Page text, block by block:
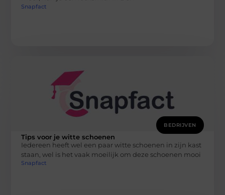
Snapfact
BEDRIJVEN
Tips voor je witte schoenen
Iedereen heeft wel een paar witte schoenen in zijn kast
staan, wel is het vaak moeilijk om deze schoenen mooi
Snapfact